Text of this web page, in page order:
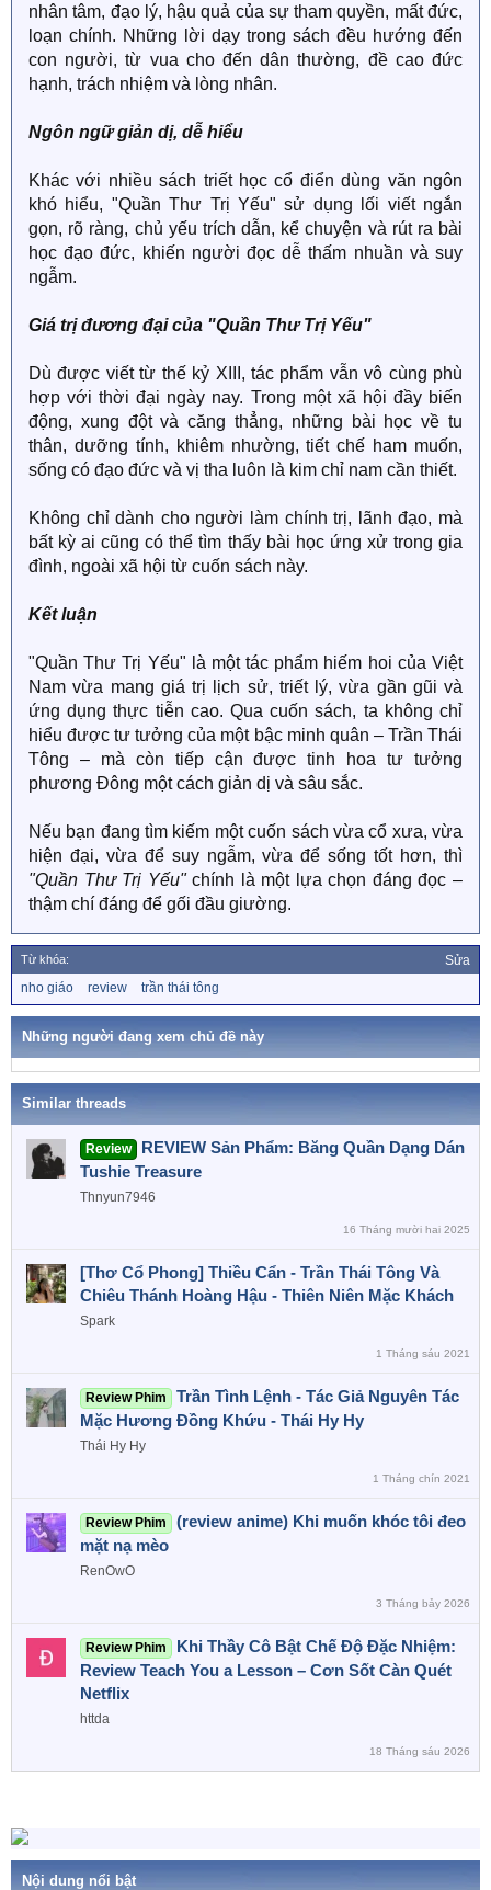
nhân tâm, đạo lý, hậu quả của sự tham quyền, mất đức,
loạn chính. Những lời dạy trong sách đều hướng đến
con người, từ vua cho đến dân thường, đề cao đức
hạnh, trách nhiệm và lòng nhân.
Ngôn ngữ giản dị, dễ hiểu
Khác với nhiều sách triết học cổ điển dùng văn ngôn
khó hiểu, "Quần Thư Trị Yếu" sử dụng lối viết ngắn
gọn, rõ ràng, chủ yếu trích dẫn, kể chuyện và rút ra bài
học đạo đức, khiến người đọc dễ thấm nhuần và suy
ngẫm.
Giá trị đương đại của "Quần Thư Trị Yếu"
Dù được viết từ thế kỷ XIII, tác phẩm vẫn vô cùng phù
hợp với thời đại ngày nay. Trong một xã hội đầy biến
động, xung đột và căng thẳng, những bài học về tu
thân, dưỡng tính, khiêm nhường, tiết chế ham muốn,
sống có đạo đức và vị tha luôn là kim chỉ nam cần thiết.
Không chỉ dành cho người làm chính trị, lãnh đạo, mà
bất kỳ ai cũng có thể tìm thấy bài học ứng xử trong gia
đình, ngoài xã hội từ cuốn sách này.
Kết luận
"Quần Thư Trị Yếu" là một tác phẩm hiếm hoi của Việt
Nam vừa mang giá trị lịch sử, triết lý, vừa gần gũi và
ứng dụng thực tiễn cao. Qua cuốn sách, ta không chỉ
hiểu được tư tưởng của một bậc minh quân – Trần Thái
Tông – mà còn tiếp cận được tinh hoa tư tưởng
phương Đông một cách giản dị và sâu sắc.
Nếu bạn đang tìm kiếm một cuốn sách vừa cổ xưa, vừa
hiện đại, vừa để suy ngẫm, vừa để sống tốt hơn, thì
"Quần Thư Trị Yếu"chính là một lựa chọn đáng đọc –
thậm chí đáng để gối đầu giường.
Từ khóa: Sửa
ừ
k
nho giáo review trần thái tông
Những người đang xem chủ đề này
Similar threads
Review
REVIEW Sản Phẩm: Băng Quần Dạng Dán
Tushie Treasure
Thnyun7946
16 Tháng mười hai 2025
[Thơ Cổ Phong] Thiều Cẩn - Trần Thái Tông Và
Chiêu Thánh Hoàng Hậu - Thiên Niên Mặc Khách
Spark
1 Tháng sáu 2021
Review Phim
Trần Tình Lệnh - Tác Giả Nguyên Tác
Mặc Hương Đồng Khứu - Thái Hy Hy
Thái Hy Hy
1 Tháng chín 2021
Review Phim
(review anime) Khi muốn khóc tôi đeo
mặt nạ mèo
RenOwO
3 Tháng bảy 2026
Review Phim
Khi Thầy Cô Bật Chế Độ Đặc Nhiệm:
Review Teach You a Lesson – Cơn Sốt Càn Quét
Netflix
httda
18 Tháng sáu 2026
Nội dung nổi bật